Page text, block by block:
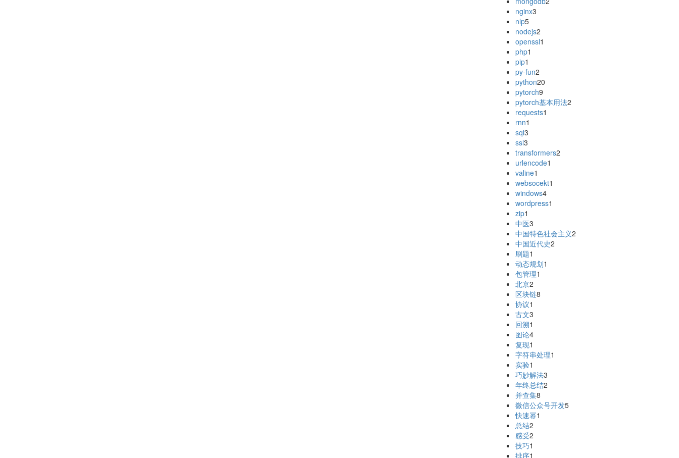
nginx3
nlp5
nodejs2
openssl1
php1
pip1
py-fun2
python20
pytorch9
pytorch基本用法2
requests1
rnn1
sql3
ssl3
transformers2
urlencode1
valine1
websocekt1
windows4
wordpress1
zip1
中医3
中国特色社会主义2
中国近代史2
刷题1
动态规划1
包管理1
北京2
区块链8
协议1
古文3
回溯1
图论4
复现1
字符串处理1
实验1
巧妙解法3
年终总结2
并查集8
微信公众号开发5
快速幂1
总结2
感受2
技巧1
排序1